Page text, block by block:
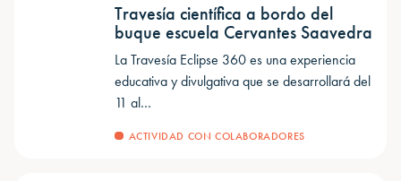
Travesía científica a bordo del
buque escuela Cervantes Saavedra
La Travesía Eclipse 360 es una experiencia
educativa y divulgativa que se desarrollará del
11 al…
ACTIVIDAD CON COLABORADORES